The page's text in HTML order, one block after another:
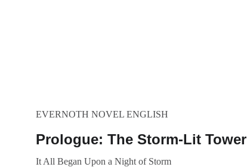
EVERNOTH NOVEL ENGLISH
Prologue: The Storm-Lit Tower
It All Began Upon a Night of Storm